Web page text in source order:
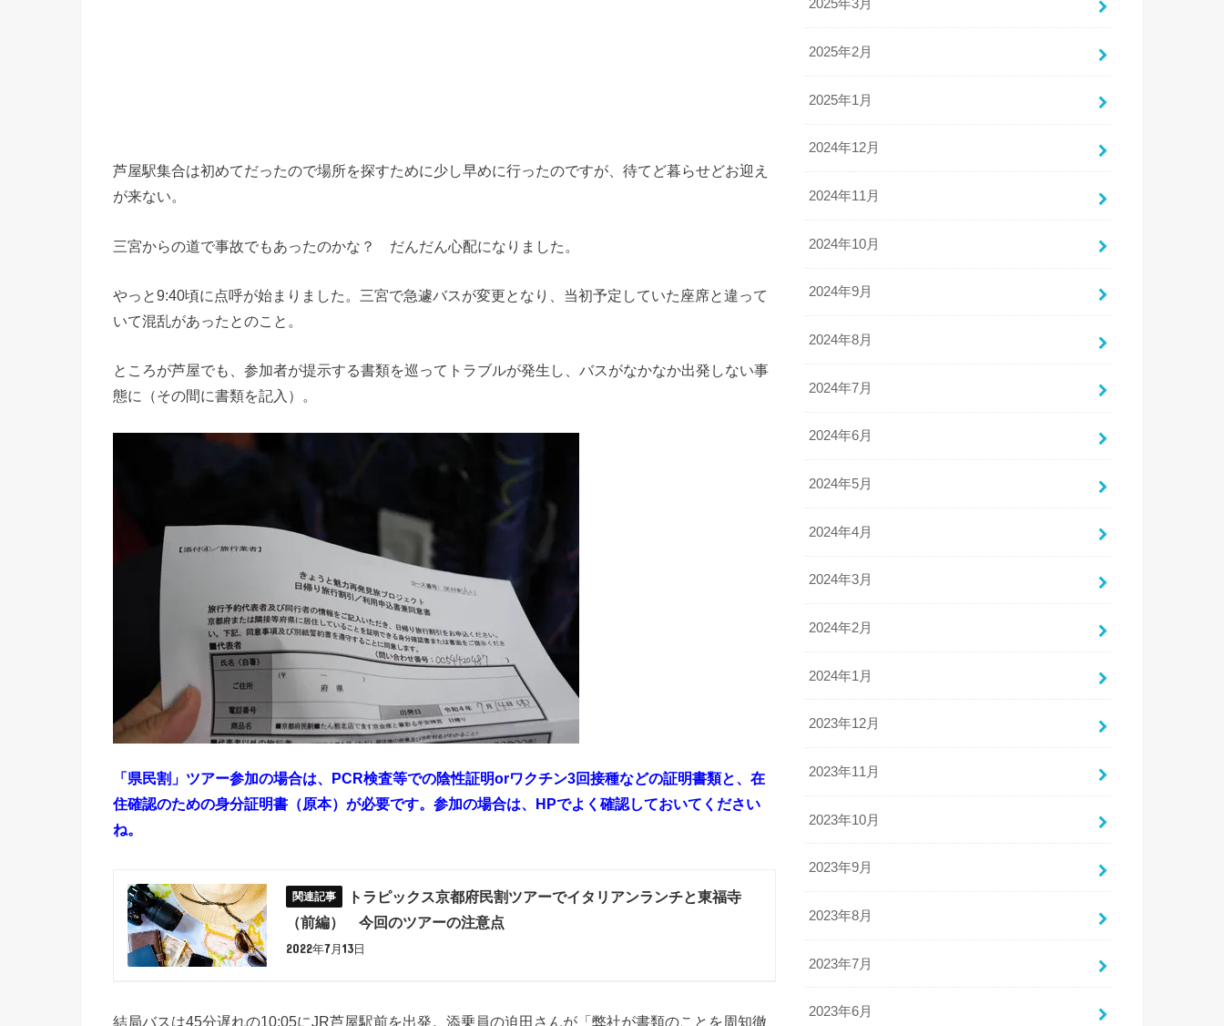
芦屋駅集合は初めてだったので場所を探すために少し早めに行ったのですが、待てど暮らせどお迎え
が来ない。
三宮からの道で事故でもあったのかな？ だんだん心配になりました。
やっと9:40頃に点呼が始まりました。三宮で急遽バスが変更となり、当初予定していた座席と違って
いて混乱があったとのこと。
ところが芦屋でも、参加者が提示する書類を巡ってトラブルが発生し、バスがなかなか出発しない事
態に（その間に書類を記入）。
「県民割」ツアー参加の場合は、PCR検査等での陰性証明orワクチン3回接種などの証明書類と、在
住確認のための身分証明書（原本）が必要です。参加の場合は、HPでよく確認しておいてください
ね。
トラピックス京都府民割ツアーでイタリアンランチと東福寺
（前編） 今回のツアーの注意点
2022年7月13日
結局バスは45分遅れの10:05にJR芦屋駅前を出発。添乗員の迫田さんが「弊社が書類のことを周知徹
2025年3月
2025年2月
2025年1月
2024年12月
2024年11月
2024年10月
2024年9月
2024年8月
2024年7月
2024年6月
2024年5月
2024年4月
2024年3月
2024年2月
2024年1月
2023年12月
2023年11月
2023年10月
2023年9月
2023年8月
2023年7月
2023年6月